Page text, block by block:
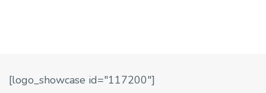
[logo_showcase id="117200"]